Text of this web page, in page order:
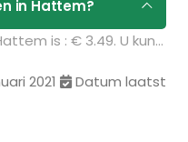
in Hattem?
De prijs voor 1 m² gras in Hattem is : € 3.49. U kunt deze graszoden bestellen via de volgende link:
2021
Datum laatst